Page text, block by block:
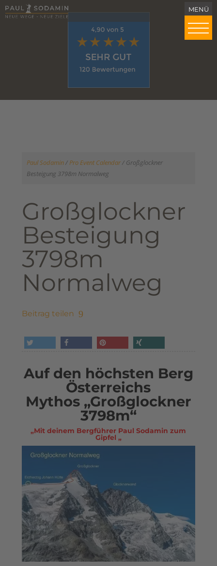
Paul Sodamin/Pro Event Calendar/ Großglockner
Besteigung 3798m Normalweg
Großglockner
Besteigung
3798m
Normalweg
Beitrag teilen
Auf den höchsten Berg
Österreichs
Mythos „Großglockner
3798m“
„Mit deinem Bergführer Paul Sodamin zum
Gipfel „